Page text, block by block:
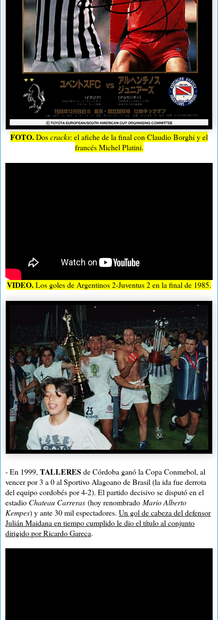
FOTO.Doscracks: el afiche de la final con Claudio Borghi y el
francés Michel Platini.
VIDEO.Los goles de Argentinos 2-Juventus 2 en la final de 1985.
- En 1999, TALLERES de Córdoba ganó la Copa Conmebol, al
vencer por 3 a 0 al Sportivo Alagoano de Brasil (la ida fue derrota
del equipo cordobés por 4-2). El partido decisivo se disputó en el
estadio Chateau Carreras (hoy renombrado Mario Alberto
Kempes) y ante 30 mil espectadores. Un gol de cabeza del defensor
Julián Maidana en tiempo cumplido le dio el título al conjunto
dirigido por Ricardo Gareca.